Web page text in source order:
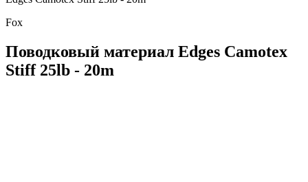
Fox
Поводковый материал Edges Camotex
Stiff 25lb - 20m